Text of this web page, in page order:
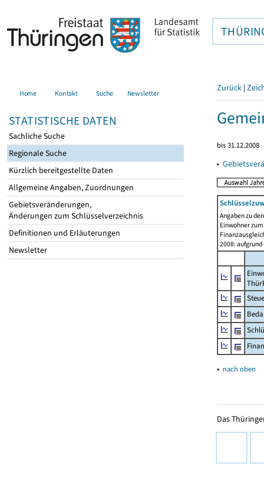
Home Kontakt Suche Newsletter
STATISTISCHE DATEN
Sachliche Suche
Regionale Suche
Kürzlich bereitgestellte Daten
Allgemeine Angaben, Zuordnungen
Gebietsveränderungen,
Änderungen zum Schlüsselverzeichnis
Definitionen und Erläuterungen
Newsletter
Zurück |
bis 31.12.2008
▸
Angaben zu
Einwohner
2008:
▴ nach oben
Das